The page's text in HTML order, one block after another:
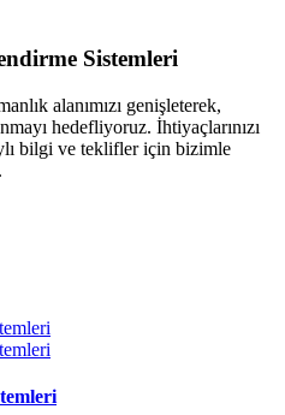
Sistemleri
alanımızı genişleterek,
hedefliyoruz. İhtiyaçlarınızı
bilgi ve teklifler için bizimle